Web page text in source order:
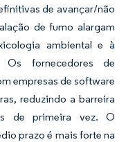
de avançar/não
de fumo alargam
ambiental e à
fornecedores de
empresas de software
reduzindo a barreira
de primeira vez. O
prazo é mais forte na